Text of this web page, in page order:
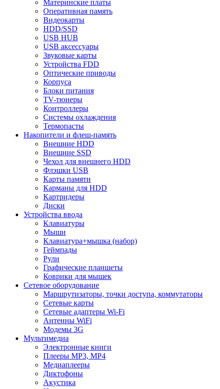
Материнские платы
Оперативная память
Видеокарты
HDD/SSD
USB HUB
USB аксессуары
Звуковые карты
Устройства FDD
Оптические приводы
Корпуса
Блоки питания
TV-тюнеры
Контроллеры
Системы охлаждения
Термопасты
Накопители и флеш-память
Внешние HDD
Внешние SSD
Чехол для внешнего HDD
Флэшки USB
Карты памяти
Карманы для HDD
Картридеры
Диски
Устройства ввода
Клавиатуры
Мыши
Клавиатура+мышка (набор)
Геймпады
Рули
Графические планшеты
Коврики для мышек
Сетевое оборудование
Маршрутизаторы, точки доступа, коммутаторы
Сетевые карты
Сетевые адаптеры Wi-Fi
Антенны WiFi
Модемы 3G
Мультимедиа
Электронные книги
Плееры MP3, MP4
Медиаплееры
Диктофоны
Акустика